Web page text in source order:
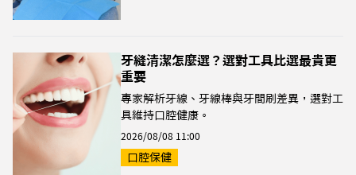
牙縫清潔怎麼選？選對工具比選最貴更
重要
專家解析牙線、牙線棒與牙間刷差異，選對工
具維持口腔健康。
2026/08/08 11:00
口腔保健